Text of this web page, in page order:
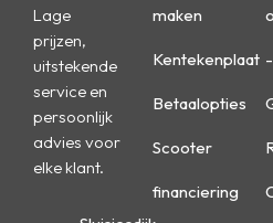
Lage
prijzen,
uitstekende
service en
persoonlijk
advies voor
elke klant.
maken
Kentekenplaat
Betaalopties
Scooter
financiering